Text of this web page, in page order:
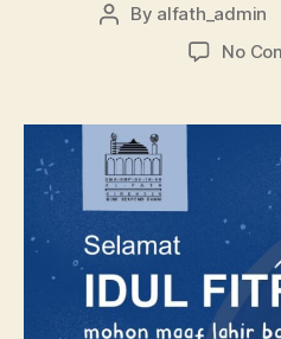
By alfath_admin
No